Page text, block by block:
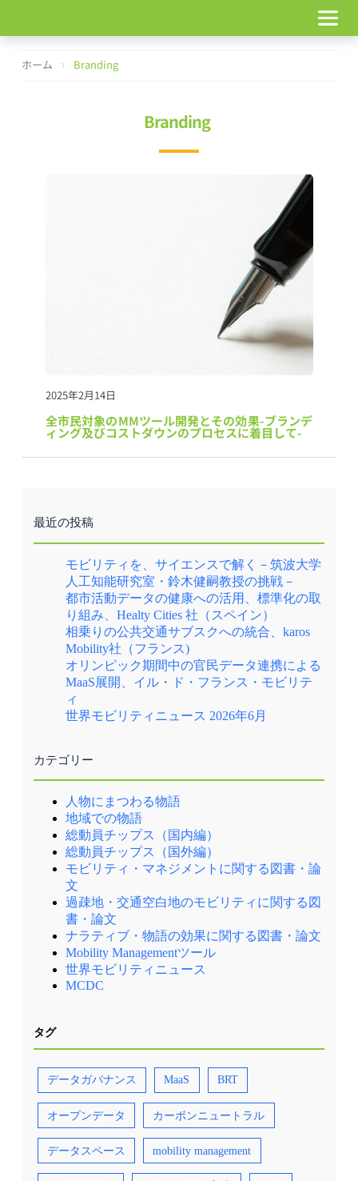
テ
ホーム Branding
Branding
2025年2月14日
全市民対象のMMツール開発とその効果-ブランデ
ィング及びコストダウンのプロセスに着目して-
最近の投稿
モビリティを、サイエンスで解く－筑波大学
人工知能研究室・鈴木健嗣教授の挑戦－
都市活動データの健康への活用、標準化の取
り組み、Healty Cities 社（スペイン）
相乗りの公共交通サブスクへの統合、karos
Mobility社（フランス)
オリンピック期間中の官民データ連携による
MaaS展開、イル・ド・フランス・モビリテ
ィ
世界モビリティニュース 2026年6月
カテゴリー
人物にまつわる物語
地域での物語
総動員チップス（国内編）
総動員チップス（国外編）
モビリティ・マネジメントに関する図書・論
文
過疎地・交通空白地のモビリティに関する図
書・論文
ナラティブ・物語の効果に関する図書・論文
Mobility Managementツール
世界モビリティニュース
MCDC
タグ
データガバナンス MaaS BRT
オープンデータ カーボンニュートラル
データスペース mobility management